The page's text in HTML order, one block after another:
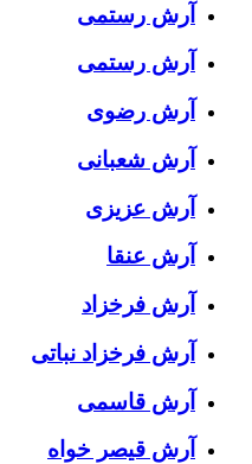
آرش رستمى
آرش رستمی
آرش رضوی
آرش شعبانی
آرش عزیزی
آرش عنقا
آرش فرخزاد
آرش فرخزاد نباتی
آرش قاسمی
آرش قیصر خواه